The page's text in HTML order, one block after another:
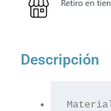
Descripción